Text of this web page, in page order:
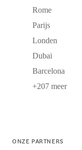
Rome
Parijs
Londen
Dubai
Barcelona
+207 meer
ONZE PARTNERS